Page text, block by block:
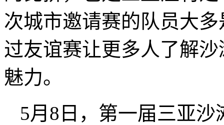
次城市邀请赛的队员大
过友谊赛让更多人了解
魅力。
5月8日，第一届三亚